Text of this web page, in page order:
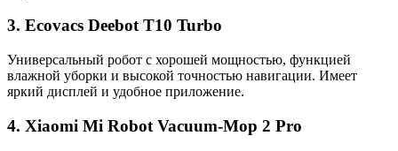
3. Ecovacs Deebot T10 Turbo
Универсальный робот с хорошей мощностью, функцией
влажной уборки и высокой точностью навигации. Имеет
яркий дисплей и удобное приложение.
4. Xiaomi Mi Robot Vacuum-Mop 2 Pro